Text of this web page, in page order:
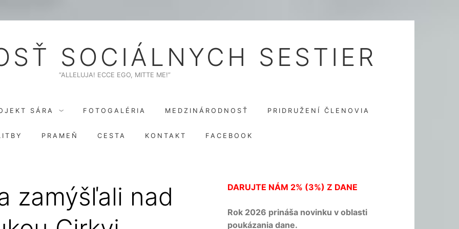
SOCIÁLNYCH SESTIER
“ALLELUJA! ECCE EGO, MITTE ME!”
SÁRA FOTOGALÉRIA MEDZINÁRODNOSŤ PRIDRUŽENÍ ČLENOVIA
PRAMEŇ CESTA KONTAKT FACEBOOK
zamýšľali nad
DARUJTE NÁM 2% (3%) Z DANE
Rok 2026 prináša novinku v oblasti
poukázania dane.